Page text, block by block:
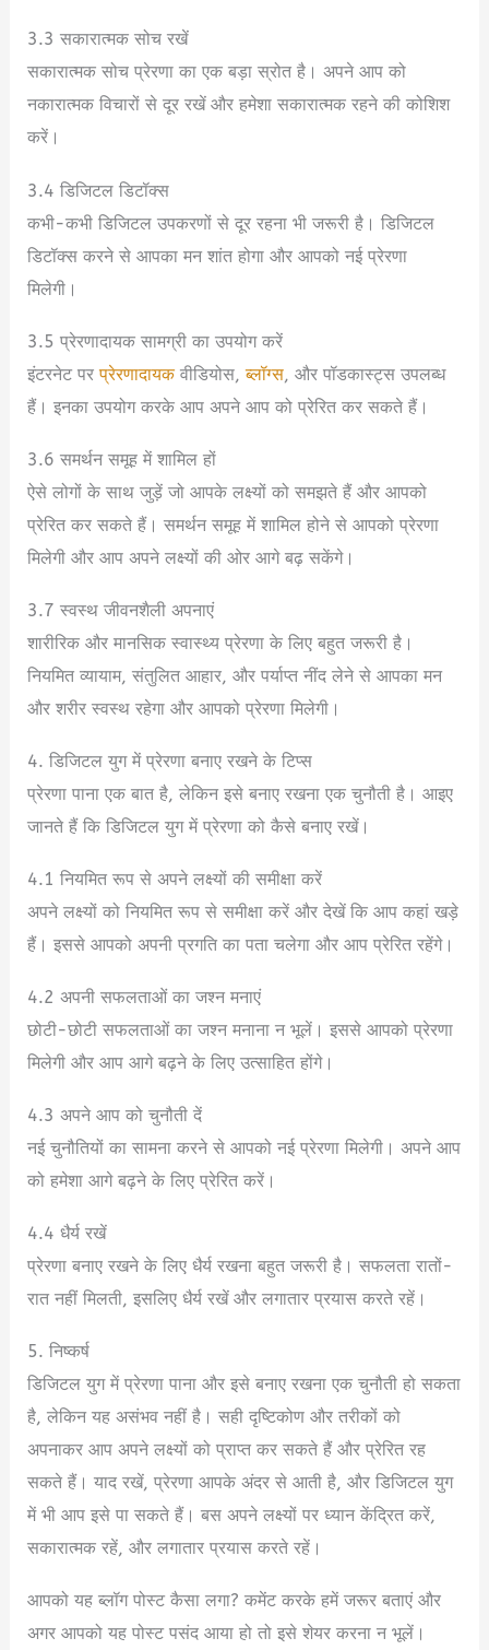
3.3 सकारात्मक सोच रखें
सकारात्मक सोच प्रेरणा का एक बड़ा स्रोत है। अपने आप को
नकारात्मक विचारों से दूर रखें और हमेशा सकारात्मक रहने की कोशिश
करें।
3.4 डिजिटल डिटॉक्स
कभी-कभी डिजिटल उपकरणों से दूर रहना भी जरूरी है। डिजिटल
डिटॉक्स करने से आपका मन शांत होगा और आपको नई प्रेरणा
मिलेगी।
3.5 प्रेरणादायक सामग्री का उपयोग करें
इंटरनेट परप्रेरणादायकवीडियोस,ब्लॉग्स, और पॉडकास्ट्स उपलब्ध
हैं। इनका उपयोग करके आप अपने आप को प्रेरित कर सकते हैं।
3.6 समर्थन समूह में शामिल हों
ऐसे लोगों के साथ जुड़ें जो आपके लक्ष्यों को समझते हैं और आपको
प्रेरित कर सकते हैं। समर्थन समूह में शामिल होने से आपको प्रेरणा
मिलेगी और आप अपने लक्ष्यों की ओर आगे बढ़ सकेंगे।
3.7 स्वस्थ जीवनशैली अपनाएं
शारीरिक और मानसिक स्वास्थ्य प्रेरणा के लिए बहुत जरूरी है।
नियमित व्यायाम, संतुलित आहार, और पर्याप्त नींद लेने से आपका मन
और शरीर स्वस्थ रहेगा और आपको प्रेरणा मिलेगी।
4. डिजिटल युग में प्रेरणा बनाए रखने के टिप्स
प्रेरणा पाना एक बात है, लेकिन इसे बनाए रखना एक चुनौती है। आइए
जानते हैं कि डिजिटल युग में प्रेरणा को कैसे बनाए रखें।
4.1 नियमित रूप से अपने लक्ष्यों की समीक्षा करें
अपने लक्ष्यों को नियमित रूप से समीक्षा करें और देखें कि आप कहां खड़े
हैं। इससे आपको अपनी प्रगति का पता चलेगा और आप प्रेरित रहेंगे।
4.2 अपनी सफलताओं का जश्न मनाएं
छोटी-छोटी सफलताओं का जश्न मनाना न भूलें। इससे आपको प्रेरणा
मिलेगी और आप आगे बढ़ने के लिए उत्साहित होंगे।
4.3 अपने आप को चुनौती दें
नई चुनौतियों का सामना करने से आपको नई प्रेरणा मिलेगी। अपने आप
को हमेशा आगे बढ़ने के लिए प्रेरित करें।
4.4 धैर्य रखें
प्रेरणा बनाए रखने के लिए धैर्य रखना बहुत जरूरी है। सफलता रातों-
रात नहीं मिलती, इसलिए धैर्य रखें और लगातार प्रयास करते रहें।
5. निष्कर्ष
डिजिटल युग में प्रेरणा पाना और इसे बनाए रखना एक चुनौती हो सकता
है, लेकिन यह असंभव नहीं है। सही दृष्टिकोण और तरीकों को
अपनाकर आप अपने लक्ष्यों को प्राप्त कर सकते हैं और प्रेरित रह
सकते हैं। याद रखें, प्रेरणा आपके अंदर से आती है, और डिजिटल युग
में भी आप इसे पा सकते हैं। बस अपने लक्ष्यों पर ध्यान केंद्रित करें,
सकारात्मक रहें, और लगातार प्रयास करते रहें।
आपको यह ब्लॉग पोस्ट कैसा लगा? कमेंट करके हमें जरूर बताएं और
अगर आपको यह पोस्ट पसंद आया हो तो इसे शेयर करना न भूलें।